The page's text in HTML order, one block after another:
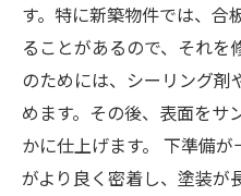
す。特に新築物件では、合
ることがあるので、それを
のためには、シーリング
めます。その後、表面をサ
かに仕上げます。 下準備
がより良く密着し、塗装が